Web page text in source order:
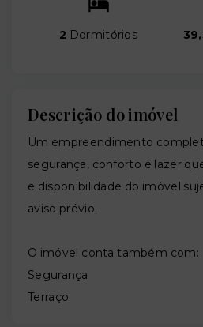
2 Dormitórios
Descrição do imóvel
Um empreendimento
segurança, conforto e lazer
e disponibilidade do imóvel
aviso prévio.
O imóvel conta também com:
Segurança
Terraço